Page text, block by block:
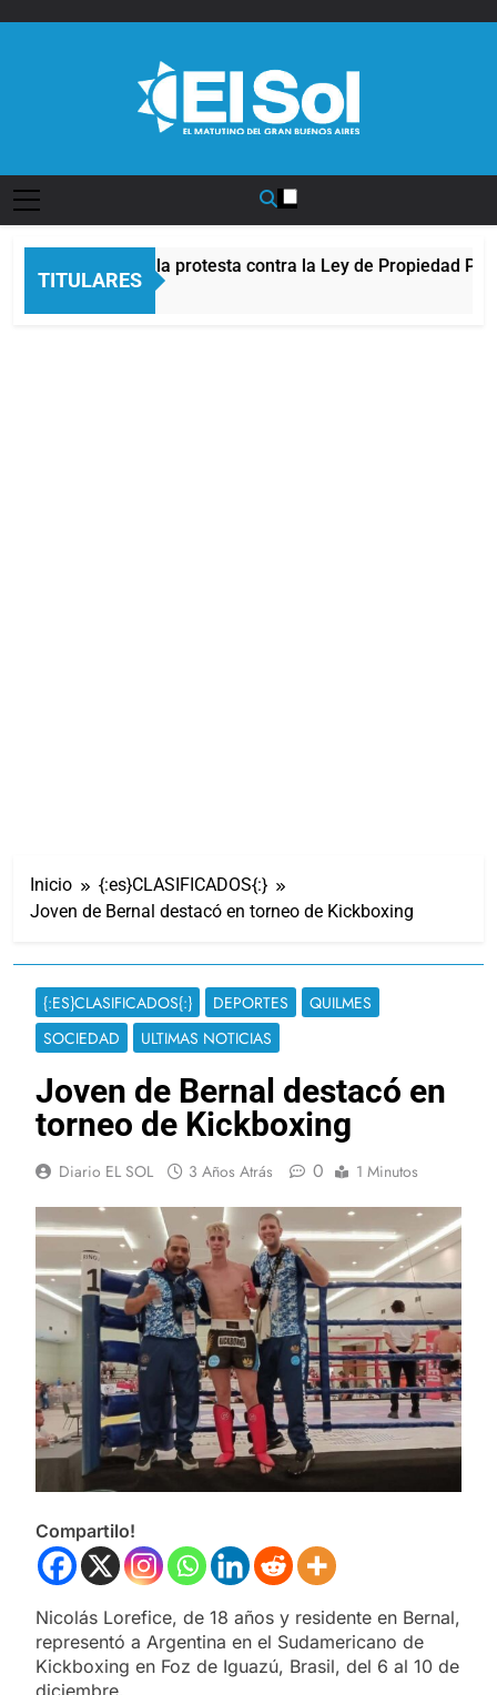
TITULARES
durante la protesta contra la Ley de Propiedad
Inicio
{:es}CLASIFICADOS{:}
Joven de Bernal destacó en torneo de Kickboxing
{:ES}CLASIFICADOS{:} DEPORTES
QUILMES
SOCIEDAD
ULTIMAS NOTICIAS
Joven de Bernal destacó en
torneo de Kickboxing
Diario EL SOL 3 Años Atrás 0 1 Minutos
Compartilo!
Nicolás Lorefice, de 18 años y residente en Bernal,
representó a Argentina en el Sudamericano de
Kickboxing en Foz de Iguazú, Brasil, del 6 al 10 de
diciembre.